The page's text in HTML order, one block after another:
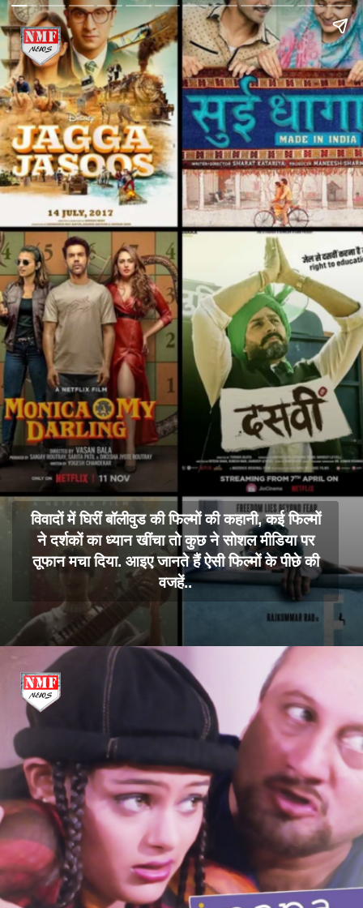
विवादों में घिरीं बॉलीवुड की फिल्मों की कहानी, कई फिल्मों
ने दर्शकों का ध्यान खींचा तो कुछ ने सोशल मीडिया पर
तूफान मचा दिया. आइए जानते हैं ऐसी फिल्मों के पीछे की
वजहें..